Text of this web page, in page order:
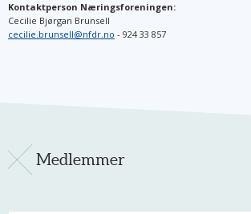
Kontaktperson Næringsforeningen:
Cecilie Bjørgan Brunsell
cecilie.brunsell@nfdr.no - 924 33 857
Medlemmer